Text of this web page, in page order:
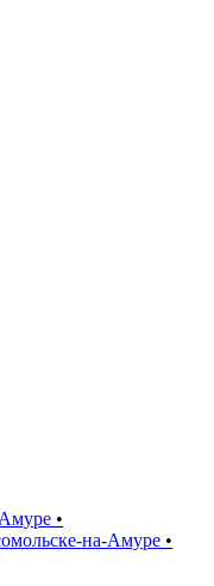
•
на-Амуре •